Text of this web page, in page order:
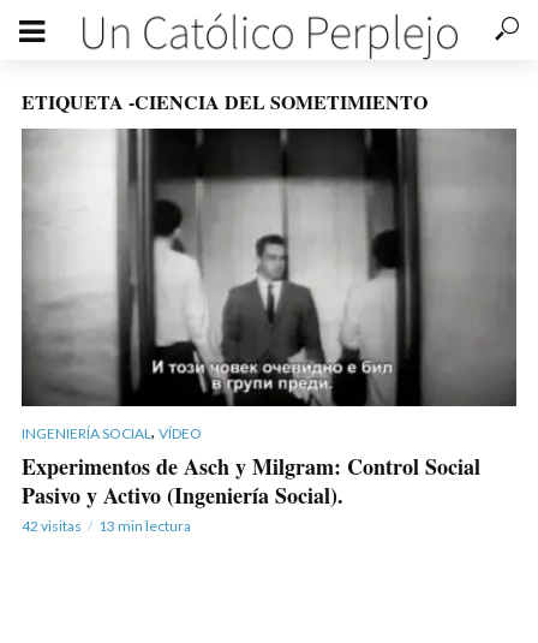
ETIQUETA -CIENCIA DEL SOMETIMIENTO
INGENIERÍA SOCIAL , VÍDEO
Experimentos de Asch y Milgram: Control Social
Pasivo y Activo (Ingeniería Social).
42 visitas 13 min lectura